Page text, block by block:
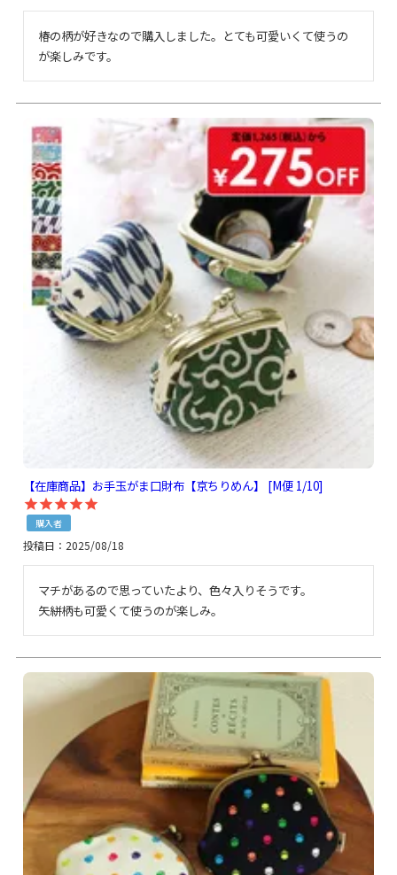
椿の柄が好きなので購入しました。とても可愛いくて使うの
が楽しみです。
【在庫商品】お手玉がま口財布【京ちりめん】 [M便 1/10]
購入者
投稿日 2025/08/18
マチがあるので思っていたより、色々入りそうです。
矢絣柄も可愛くて使うのが楽しみ。